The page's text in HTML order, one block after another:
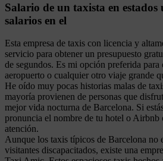
Salario de un taxista en
salarios en el
Esta empresa de taxis con licencia y
servicio para obtener un presupuesto
de segundos. Es mi opción preferida para
aeropuerto o cualquier otro viaje grande
He oído muy pocas historias malas de
mayoría provienen de personas que
mejor vida nocturna de Barcelona. Si
pronuncia el nombre de tu hotel o Airbnb
atención.
Aunque los taxis típicos de Barcelona no
visitantes discapacitados, existe una